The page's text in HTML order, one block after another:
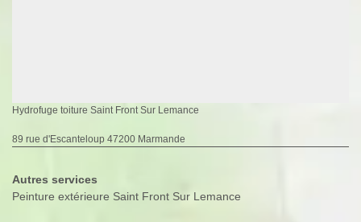
Hydrofuge toiture Saint Front Sur Lemance
89 rue d'Escanteloup 47200 Marmande
Autres services
Peinture extérieure Saint Front Sur Lemance